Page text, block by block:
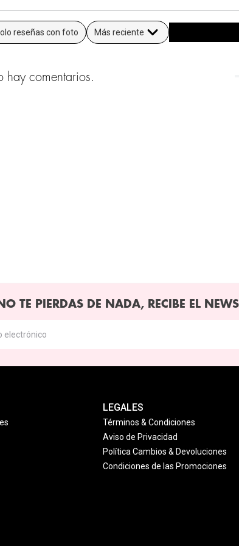
reseñas con foto Más reciente
hay comentarios.
TE PIERDAS DE NADA, RECIBE EL
LEGALES
Términos & Condiciones
Aviso de Privacidad
Política Cambios & Devoluciones
Condiciones de las Promociones